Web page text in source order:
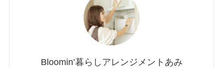
Bloomin’暮らしアレンジメントあみ